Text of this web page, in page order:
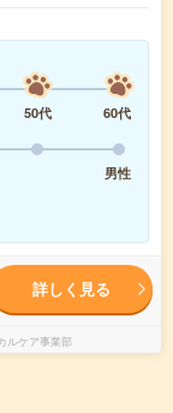
50代
60代
男性
詳しく見る
ルケア事業部